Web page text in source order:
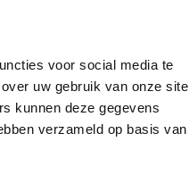
voor social media te
uw gebruik van onze site
kunnen deze gegevens
verzameld op basis van